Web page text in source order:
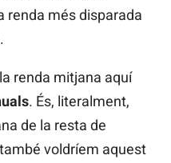
renda més disparada
renda mitjana aquí
. És, literalment,
de la resta de
voldríem aquest